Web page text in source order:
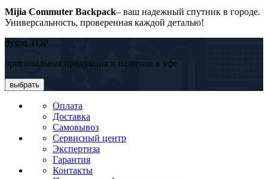
Mijia Commuter Backpack– ваш надежный спутник в городе.
Универсальность, проверенная каждой деталью!
dyson TOP
оригинальная продукция в наличии в уфе
выбрать
Оплата
Доставка
Самовывоз
Сервисный центр
Экспертиза
Гарантия
Контакты